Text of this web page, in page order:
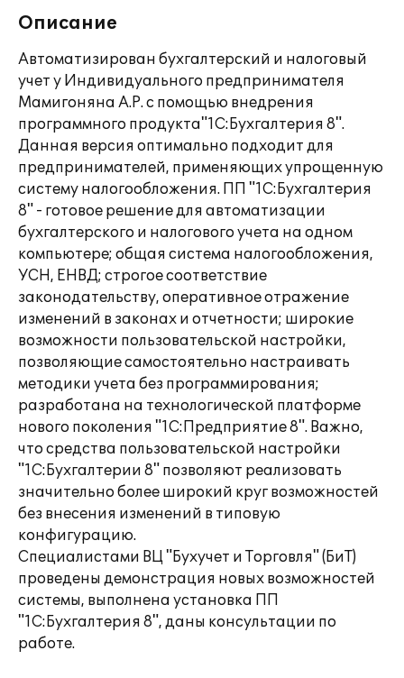
Описание
Автоматизирован бухгалтерский и налоговый
учет у Индивидуального предпринимателя
Мамигоняна А.Р. с помощью внедрения
программного продукта"1С:Бухгалтерия 8".
Данная версия оптимально подходит для
предпринимателей, применяющих упрощенную
систему налогообложения. ПП "1С:Бухгалтерия
8" - готовое решение для автоматизации
бухгалтерского и налогового учета на одном
компьютере; общая система налогообложения,
УСН, ЕНВД; строгое соответствие
законодательству, оперативное отражение
изменений в законах и отчетности; широкие
возможности пользовательской настройки,
позволяющие самостоятельно настраивать
методики учета без программирования;
разработана на технологической платформе
нового поколения "1С:Предприятие 8". Важно,
что средства пользовательской настройки
"1С:Бухгалтерии 8" позволяют реализовать
значительно более широкий круг возможностей
без внесения изменений в типовую
конфигурацию.
Специалистами ВЦ "Бухучет и Торговля" (БиТ)
проведены демонстрация новых возможностей
системы, выполнена установка ПП
"1С:Бухгалтерия 8", даны консультации по
работе.